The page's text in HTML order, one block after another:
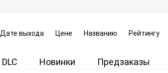
Дате выхода Цене Названию Рейтингу
DLC Новинки Предзаказы